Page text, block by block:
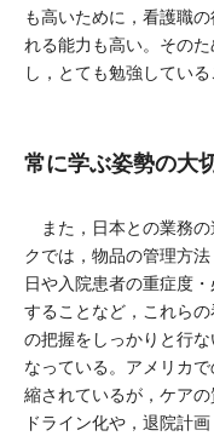
も高いために，看護職
れる能力も高い。その
し，とても勉強している
常に学ぶ姿勢の大
また，日本との業務の
クでは，物品の管理方
日や入院患者の重症度
することなど，これら
の把握をしっかりと行
なっている。アメリカ
縮されているが，ケア
ドライン化や，退院計